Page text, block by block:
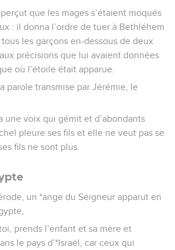
que les mages s’étaient moqués
: il donna l’ordre de tuer à Bethléhem
les garçons en-dessous de deux
précisions que lui avaient données
où l’étoile était apparue.
parole transmise par Jérémie, le
une voix qui gémit et d’abondants
pleure ses fils et elle ne veut pas se
fils ne sont plus.
un *ange du Seigneur apparut en
prends l’enfant et sa mère et
le pays d’*Israël, car ceux qui